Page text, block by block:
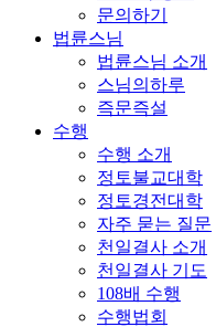
문의하기
법륜스님
법륜스님 소개
스님의하루
즉문즉설
수행
수행 소개
정토불교대학
정토경전대학
자주 묻는 질문
천일결사 소개
천일결사 기도
108배 수행
수행법회